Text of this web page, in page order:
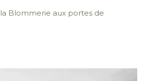
Blommerie aux portes de